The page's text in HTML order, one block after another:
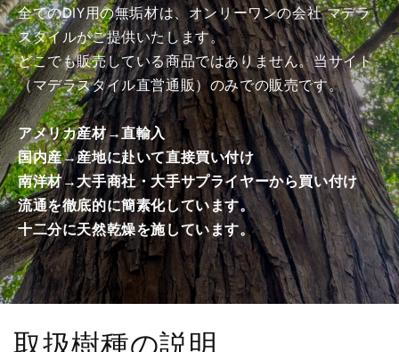
済
み
商
品）
の
数
量
を
減
ら
す
済
み
商
品）
の
数
量
を
増
や
す
全てのDIY用の無垢材は、オンリーワンの会社 マデラ
スタイルがご提供いたします。
どこでも販売している商品ではありません。当サイト
（マデラスタイル直営通販）のみでの販売です。
アメリカ産材→直輸入
国内産→産地に赴いて直接買い付け
南洋材→大手商社・大手サプライヤーから買い付け
流通を徹底的に簡素化しています。
十二分に天然乾燥を施しています。